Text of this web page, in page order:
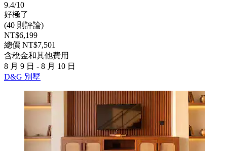
9.4/10
好極了
(40 則評論)
NT$6,199
總價 NT$7,501
含稅金和其他費用
8 月 9 日 - 8 月 10 日
D&G 別墅